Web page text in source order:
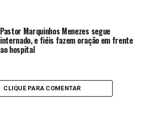
Pastor Marquinhos Menezes segue
internado, e fiéis fazem oração em frente
ao hospital
CLIQUE PARA COMENTAR